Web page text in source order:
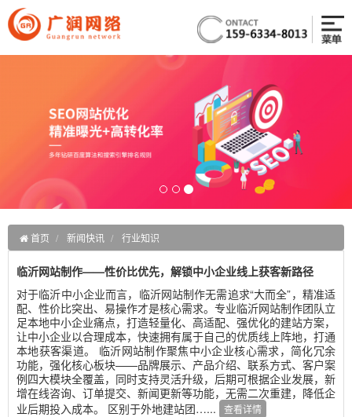
首页 新闻快讯 行业知识
临沂网站制作——性价比优先，解锁中小企业线上获客新路径
对于临沂中小企业而言，临沂网站制作无需追求“大而全”，精准适
配、性价比突出、易操作才是核心需求。专业临沂网站制作团队立
足本地中小企业痛点，打造轻量化、高适配、强优化的建站方案，
让中小企业以合理成本，快速拥有属于自己的优质线上阵地，打通
本地获客渠道。 临沂网站制作聚焦中小企业核心需求，简化冗余
功能，强化核心板块——品牌展示、产品介绍、联系方式、客户案
例四大模块全覆盖，同时支持灵活升级，后期可根据企业发展，新
增在线咨询、订单提交、新闻更新等功能，无需二次重建，降低企
业后期投入成本。 区别于外地建站团…...
查看详情